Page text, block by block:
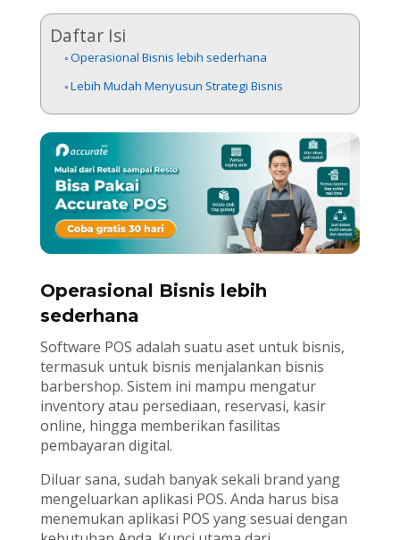
Daftar Isi
Operasional Bisnis lebih sederhana
Lebih Mudah Menyusun Strategi Bisnis
Operasional Bisnis lebih
sederhana
Software POS adalah suatu aset untuk bisnis,
termasuk untuk bisnis menjalankan bisnis
barbershop. Sistem ini mampu mengatur
inventory atau persediaan, reservasi, kasir
online, hingga memberikan fasilitas
pembayaran digital.
Diluar sana, sudah banyak sekali brand yang
mengeluarkan aplikasi POS. Anda harus bisa
menemukan aplikasi POS yang sesuai dengan